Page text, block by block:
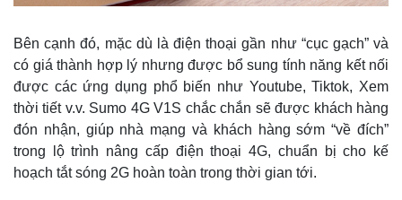
Bên cạnh đó, mặc dù là điện thoại gần như “cục gạch” và
có giá thành hợp lý nhưng được bổ sung tính năng kết nối
được các ứng dụng phổ biến như Youtube, Tiktok, Xem
thời tiết v.v. Sumo 4G V1S chắc chắn sẽ được khách hàng
đón nhận, giúp nhà mạng và khách hàng sớm “về đích”
trong lộ trình nâng cấp điện thoại 4G, chuẩn bị cho kế
hoạch tắt sóng 2G hoàn toàn trong thời gian tới.